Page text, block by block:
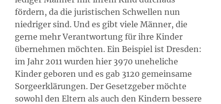
fördern, da die juristischen Schwellen nun
niedriger sind. Und es gibt viele Männer, die
gerne mehr Verantwortung für ihre Kinder
übernehmen möchten. Ein Beispiel ist Dresden:
im Jahr 2011 wurden hier 3970 uneheliche
Kinder geboren und es gab 3120 gemeinsame
Sorgeerklärungen. Der Gesetzgeber möchte
sowohl den Eltern als auch den Kindern bessere